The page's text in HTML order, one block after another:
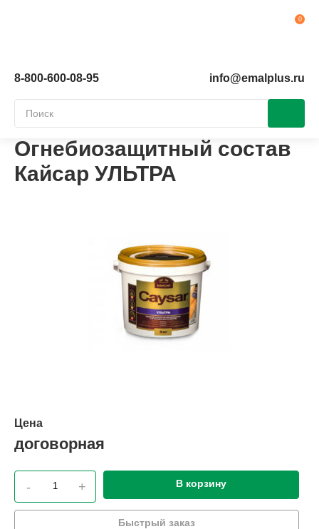
8-800-600-08-95 info@emalplus.ru
Огнебиозащитный состав
Кайсар УЛЬТРА
Цена
договорная
- + В корзину
Быстрый заказ